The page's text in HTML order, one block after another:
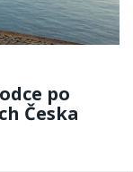
po
Česka